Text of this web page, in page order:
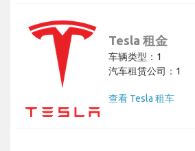
Tesla 租金
车辆类型：1
汽车租赁公司：1
查看 Tesla 租车